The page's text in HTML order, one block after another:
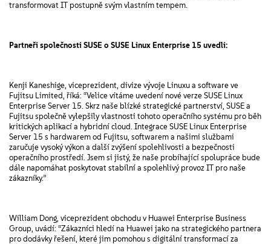
transformovat IT postupně svým vlastním tempem.
Partneři společnosti SUSE o SUSE Linux Enterprise 15 uvedli:
Kenji Kaneshige, viceprezident, divize vývoje Linuxu a software ve
Fujitsu Limited, říká: “Velice vítáme uvedení nové verze SUSE Linux
Enterprise Server 15. Skrz naše blízké strategické partnerství, SUSE a
Fujitsu společně vylepšily vlastnosti tohoto operačního systému pro běh
kritických aplikací a hybridní cloud. Integrace SUSE Linux Enterprise
Server 15 s hardwarem od Fujitsu, softwarem a našimi službami
zaručuje vysoký výkon a další zvýšení spolehlivosti a bezpečnosti
operačního prostředí. Jsem si jistý, že naše probíhající spolupráce bude
dále napomáhat poskytovat stabilní a spolehlivý provoz IT pro naše
zákazníky.”
William Dong, viceprezident obchodu v Huawei Enterprise Business
Group, uvádí: “Zákazníci hledí na Huawei jako na strategického partnera
pro dodávky řešení, které jim pomohou s digitální transformací za